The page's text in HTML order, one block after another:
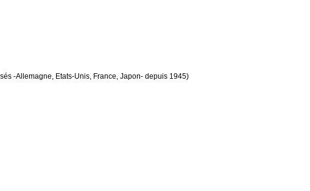
-Allemagne, Etats-Unis, France, Japon- depuis 1945)